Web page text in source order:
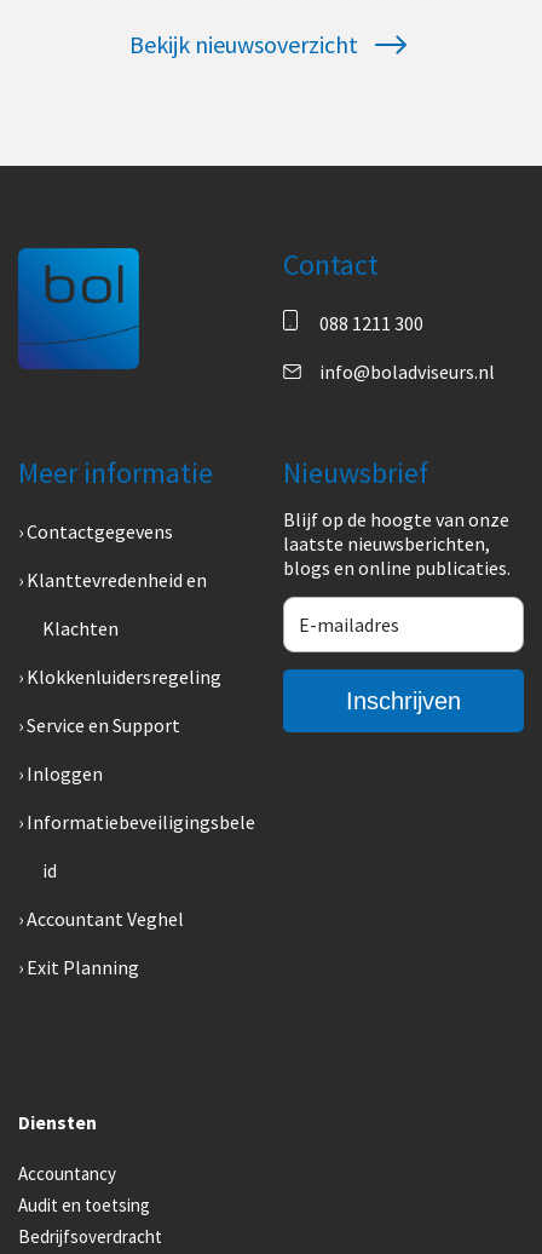
Bekijk nieuwsoverzicht
Contact
088 1211 300
info@boladviseurs.nl
Meer informatie
Contactgegevens
Klanttevredenheid en
Klachten
Klokkenluidersregeling
Service en Support
Inloggen
Informatiebeveiligingsbele
id
Accountant Veghel
Exit Planning
Nieuwsbrief
Blijf op de hoogte van onze
laatste nieuwsberichten,
blogs en online publicaties.
Diensten
Accountancy
Audit en toetsing
Bedrijfsoverdracht